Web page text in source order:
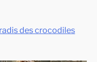
des crocodiles